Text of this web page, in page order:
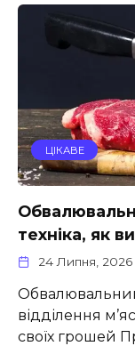
ЦІКАВЕ
техніка, як
24 Липня, 2026
відділення
своїх грошей